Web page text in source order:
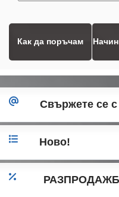
Как да поръчам
Свържете се с
Ново!